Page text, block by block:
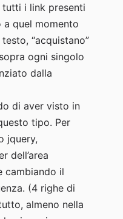
i link presenti
a quel momento
“acquistano”
ogni singolo
dalla
di aver visto in
tipo. Per
jquery,
dell’area
cambiando il
(4 righe di
almeno nella